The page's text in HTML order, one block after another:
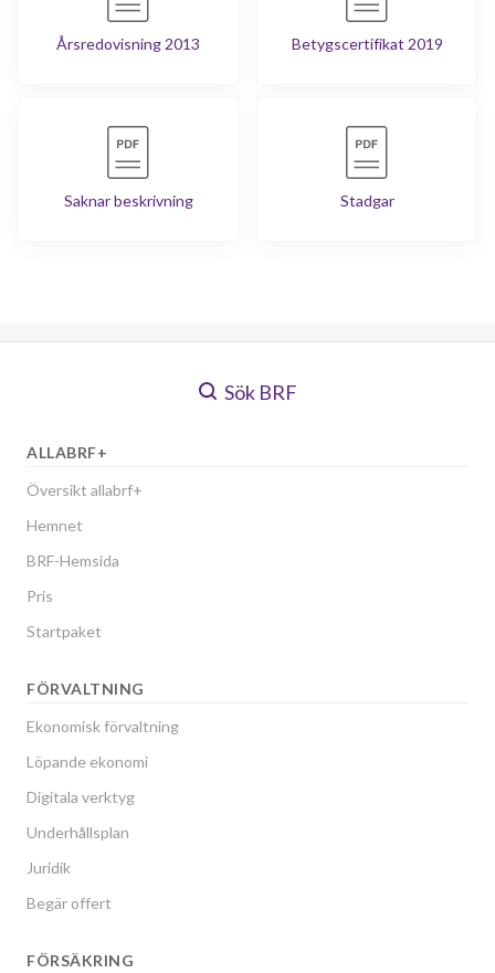
Årsredovisning 2013 Betygscertifikat 2019
Saknar beskrivning Stadgar
Sök BRF
ALLABRF+
Översikt allabrf+
Hemnet
BRF-Hemsida
Pris
Startpaket
FÖRVALTNING
Ekonomisk förvaltning
Löpande ekonomi
Digitala verktyg
Underhållsplan
Juridik
Begär offert
FÖRSÄKRING